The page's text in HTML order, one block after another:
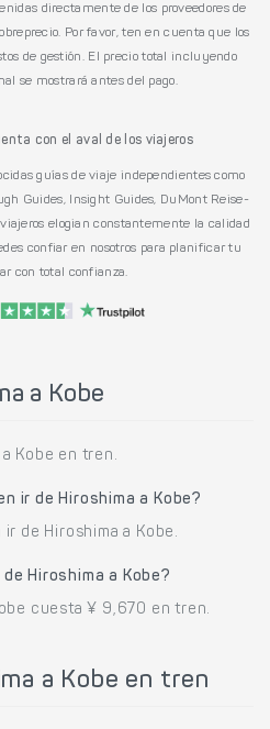
directamente de los proveedores de
Por favor, ten en cuenta que los
de gestión. El precio total incluyendo
se mostrará antes del pago.
con el aval de los viajeros
guías de viaje independientes como
Guides, Insight Guides, DuMont Reise-
elogian constantemente la calidad
confiar en nosotros para planificar tu
con total confianza.
a Kobe
Kobe en tren.
ir de Hiroshima a Kobe?
de Hiroshima a Kobe.
Hiroshima a Kobe?
cuesta ¥ 9,670 en tren.
a Kobe en tren